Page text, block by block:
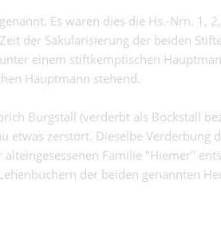
Es waren dies die Hs.-Nrn. 1,
der Säkularisierung der beiden
einem stiftkemptischen
Hauptmann stehend.
Burgstall (verderbt als Bockstall
etwas zerstört. Dieselbe Verderbung
Familie "Hiemer"
der beiden genannten